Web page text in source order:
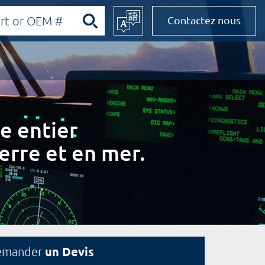
Contactez nous
entier
et en mer.
un Devis